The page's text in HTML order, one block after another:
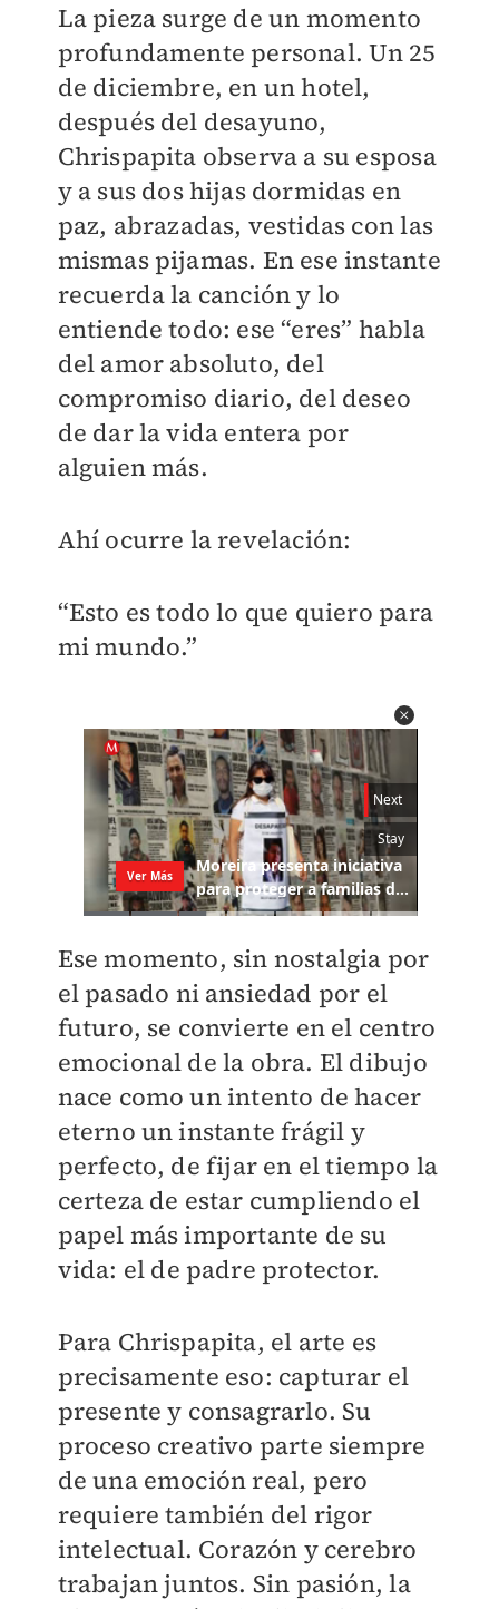
La pieza surge de un momento
profundamente personal. Un 25
de diciembre, en un hotel,
después del desayuno,
Chrispapita observa a su esposa
y a sus dos hijas dormidas en
paz, abrazadas, vestidas con las
mismas pijamas. En ese instante
recuerda la canción y lo
entiende todo: ese “eres” habla
del amor absoluto, del
compromiso diario, del deseo
de dar la vida entera por
alguien más.
Ahí ocurre la revelación:
“Esto es todo lo que quiero para
mi mundo.”
Ese momento, sin nostalgia por
el pasado ni ansiedad por el
futuro, se convierte en el centro
emocional de la obra. El dibujo
nace como un intento de hacer
eterno un instante frágil y
perfecto, de fijar en el tiempo la
certeza de estar cumpliendo el
papel más importante de su
vida: el de padre protector.
Para Chrispapita, el arte es
precisamente eso: capturar el
presente y consagrarlo. Su
proceso creativo parte siempre
de una emoción real, pero
requiere también del rigor
intelectual. Corazón y cerebro
trabajan juntos. Sin pasión, la